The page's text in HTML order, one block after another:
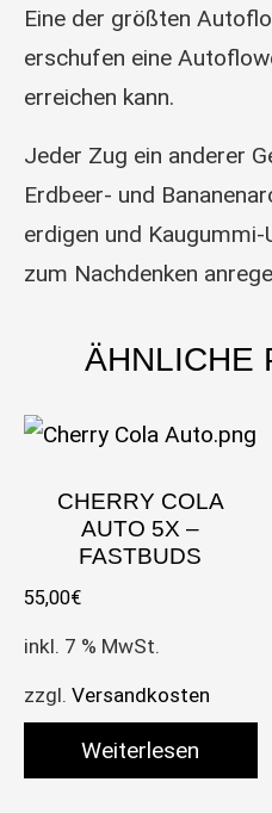
Eine der größten
erschufen eine
erreichen kann.
Jeder Zug ein anderer
Erdbeer- und
erdigen und
zum Nachdenken
ÄHNLICHE
CHERRY COLA
AUTO 5X –
FASTBUDS
55,00€
inkl. 7 % MwSt.
zzgl. Versandkosten
Weiterlesen